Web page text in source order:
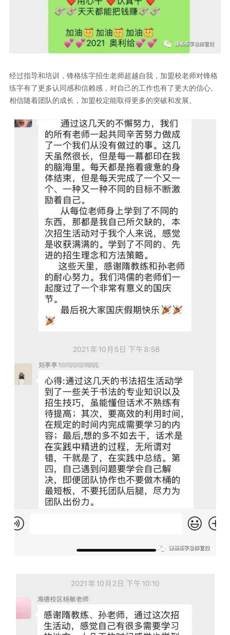
经过指导和培训，锋格练字招生老师超越自我，加盟校老师对锋格
练字有了更多认同感和信赖感，对自己的工作也有了更大的信心。
相信随着团队的成长，加盟校定能取得更多的突破和发展。